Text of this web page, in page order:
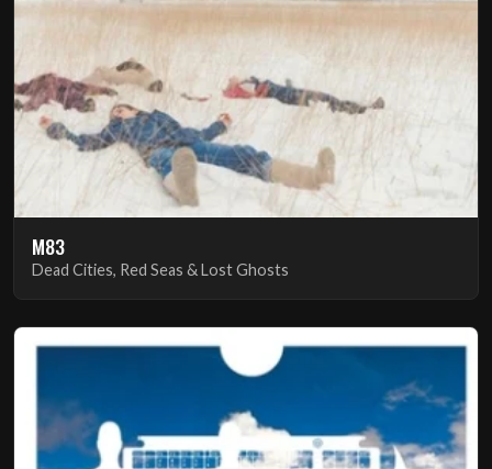
M83
Dead Cities, Red Seas & Lost Ghosts